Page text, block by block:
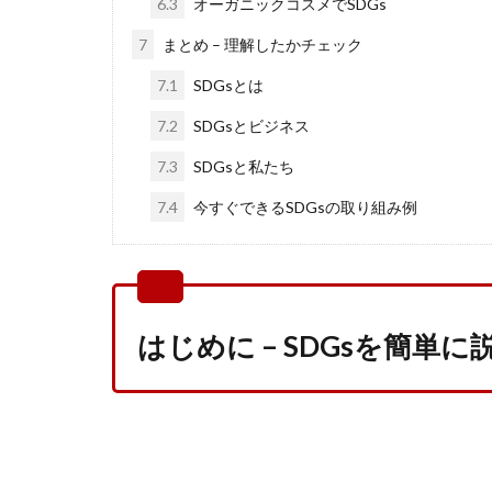
7 まとめ – 理解したかチェック
7.1 SDGsとは
7.2 SDGsとビジネス
7.3 SDGsと私たち
7.4 今すぐできるSDGsの取り組み例
はじめに – SDGsを簡単に